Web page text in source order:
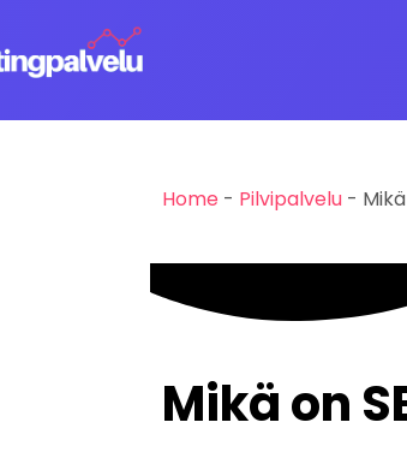
Home- Pilvipalvelu-
Mikä on